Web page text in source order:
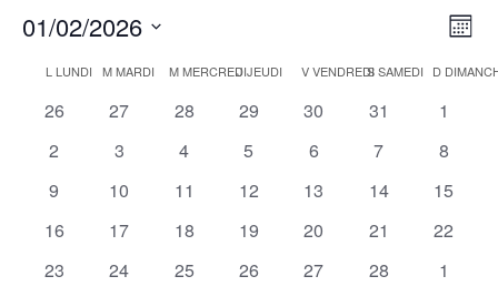
Mois
01/02/2026
une
date.
Calendrier
de
Évènements
L LUNDI MMARDI MMERCREDI
JJEUDI VVENDREDISSAMEDI D
0
26
0
27
0
28
0
29
0
30
0
31
0
1
0
2
0
3
0
4
0
5
0
6
0
7
0
8
0
9
0
10
0
11
0
12
0
13
0
14
0
15
0
16
0
17
0
18
0
19
0
20
0
21
0
22
0
23
0
24
0
25
0
26
0
27
0
28
0
1